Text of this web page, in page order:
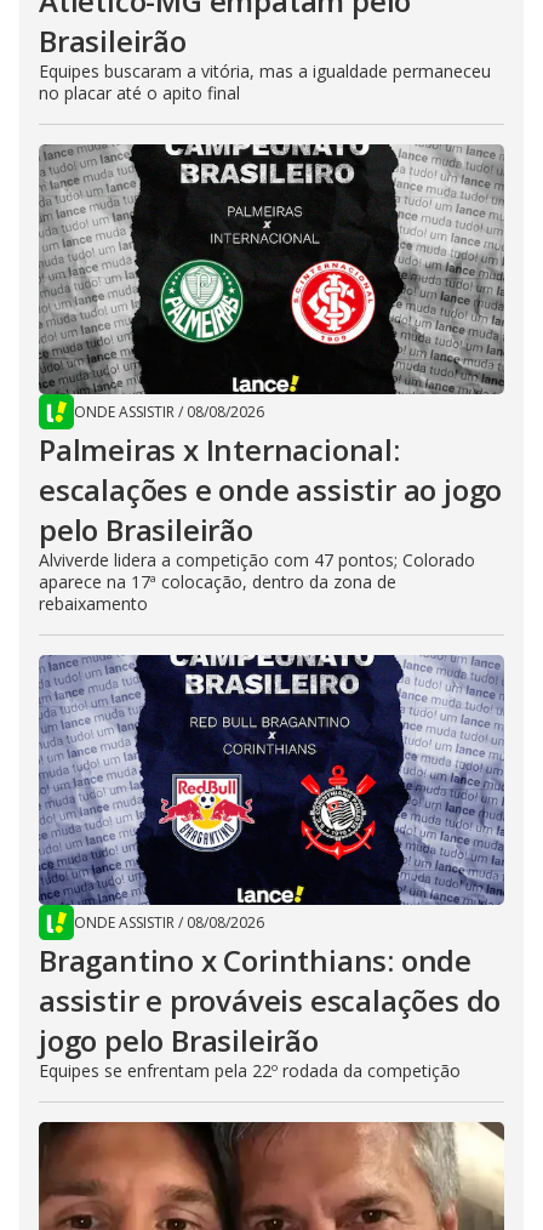
Brasileirão
Equipes buscaram a vitória, mas a igualdade permaneceu
no placar até o apito final
ONDE ASSISTIR/ 08/08/2026
Palmeiras x Internacional:
escalações e onde assistir ao jogo
pelo Brasileirão
Alviverde lidera a competição com 47 pontos; Colorado
aparece na 17ª colocação, dentro da zona de
rebaixamento
ONDE ASSISTIR/ 08/08/2026
Bragantino x Corinthians: onde
assistir e prováveis escalações do
jogo pelo Brasileirão
Equipes se enfrentam pela 22º rodada da competição